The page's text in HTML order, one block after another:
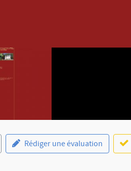
Rédiger une évaluation